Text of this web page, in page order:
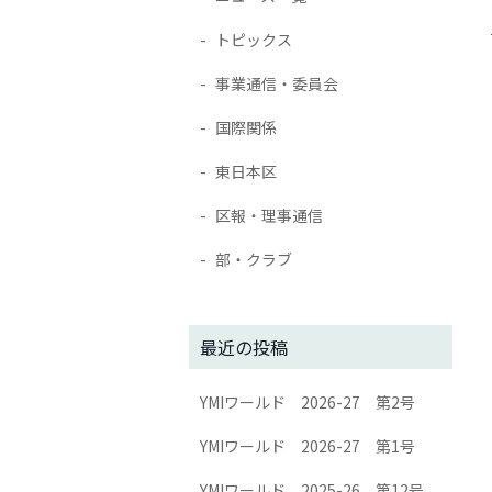
トピックス
事業通信・委員会
国際関係
東日本区
区報・理事通信
部・クラブ
最近の投稿
YMIワールド 2026-27 第2号
YMIワールド 2026-27 第1号